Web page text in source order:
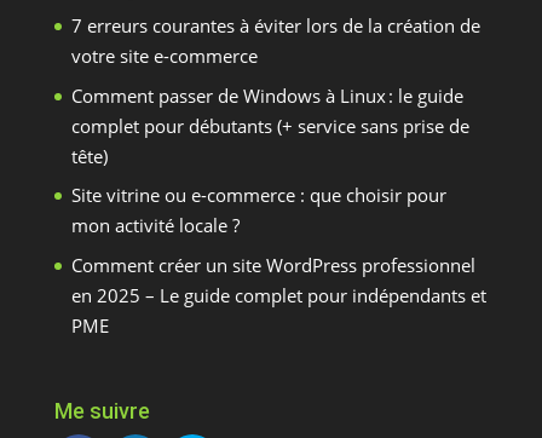
7 erreurs courantes à éviter lors de la création de
votre site e-commerce
Comment passer de Windows à Linux : le guide
complet pour débutants (+ service sans prise de
tête)
Site vitrine ou e-commerce : que choisir pour
mon activité locale ?
Comment créer un site WordPress professionnel
en 2025 – Le guide complet pour indépendants et
PME
Me suivre